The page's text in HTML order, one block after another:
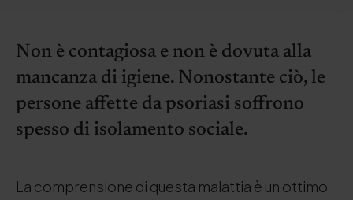
Non è contagiosa e non è dovuta alla
mancanza di igiene. Nonostante ciò, le
persone affette da psoriasi soffrono
spesso di isolamento sociale.
La comprensione di questa malattia è un ottimo